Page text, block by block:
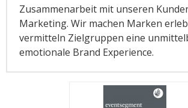
Zusammenarbeit mit unseren
Marketing. Wir machen Marken
vermitteln Zielgruppen eine
emotionale Brand Experience.